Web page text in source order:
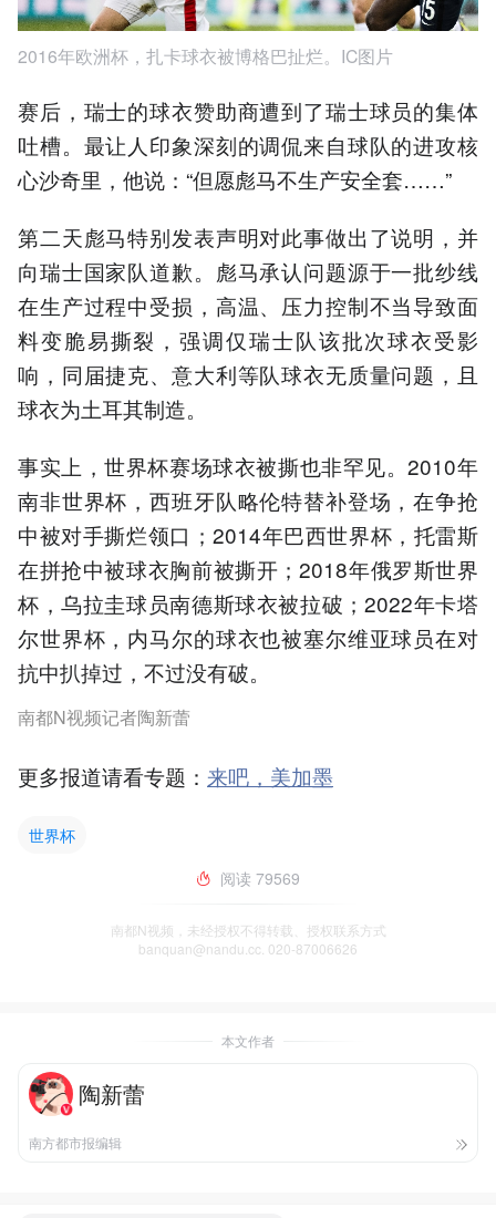
2016年欧洲杯，扎卡球衣被博格巴扯烂。IC图片
赛后，瑞士的球衣赞助商遭到了瑞士球员的集体
吐槽。最让人印象深刻的调侃来自球队的进攻核
心沙奇里，他说：“但愿彪马不生产安全套……”
第二天彪马特别发表声明对此事做出了说明，并
向瑞士国家队道歉。彪马承认问题源于一批纱线
在生产过程中受损，高温、压力控制不当导致面
料变脆易撕裂，强调仅瑞士队该批次球衣受影
响，同届捷克、意大利等队球衣无质量问题，且
球衣为土耳其制造。
事实上，世界杯赛场球衣被撕也非罕见。2010年
南非世界杯，西班牙队略伦特替补登场，在争抢
中被对手撕烂领口；2014年巴西世界杯，托雷斯
在拼抢中被球衣胸前被撕开；2018年俄罗斯世界
杯，乌拉圭球员南德斯球衣被拉破；2022年卡塔
尔世界杯，内马尔的球衣也被塞尔维亚球员在对
抗中扒掉过，不过没有破。
南都N视频记者陶新蕾
更多报道请看专题： 来吧，美加墨
世界杯
阅读 79569
南都N视频，未经授权不得转载、授权联系方式
banquan@nandu.cc. 020-87006626
本文作者
陶新蕾
南方都市报编辑